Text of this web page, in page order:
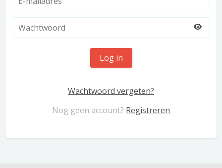
Log in
Wachtwoord vergeten?
Nog geen account? Registreren